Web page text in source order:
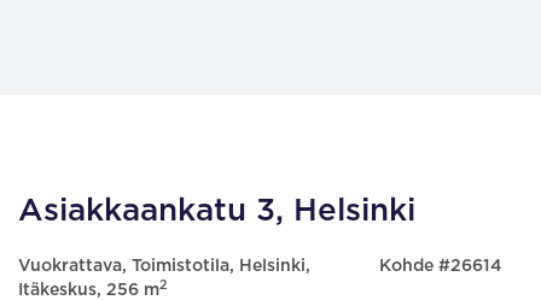
Asiakkaankatu 3, Helsinki
Vuokrattava, Toimistotila, Helsinki,
Itäkeskus, 256 m2
Kohde #26614